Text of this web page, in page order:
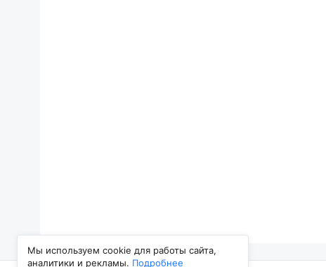
Мы используем cookie для работы сайта,
аналитики и рекламы. Подробнее